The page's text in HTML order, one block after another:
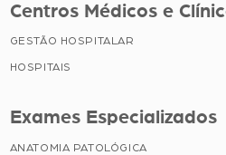
Centros Médicos e
GESTÃO HOSPITALAR
HOSPITAIS
Exames Especializados
ANATOMIA PATOLÓGICA